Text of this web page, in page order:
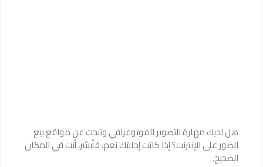
هل لديك مهارة التصوير الفوتوغرافي وتبحث عن مواقع بيع
الصور على الإنترنت؟ إذا كانت إجابتك نعم، فأبشر، أنت في المكان
الصحيح.